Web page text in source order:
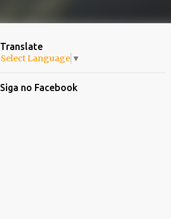
Translate
Select Language ▼
Siga no Facebook